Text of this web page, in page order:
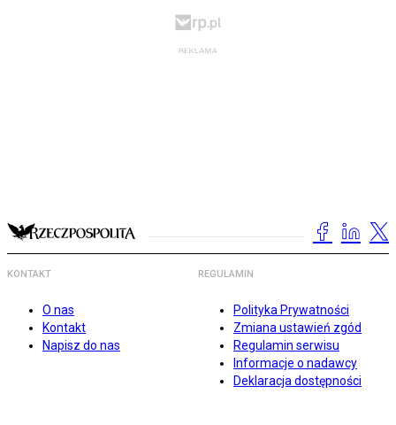
KONTAKT
O nas
Kontakt
Napisz do nas
REGULAMIN
Polityka Prywatności
Zmiana ustawień zgód
Regulamin serwisu
Informacje o nadawcy
Deklaracja dostępności